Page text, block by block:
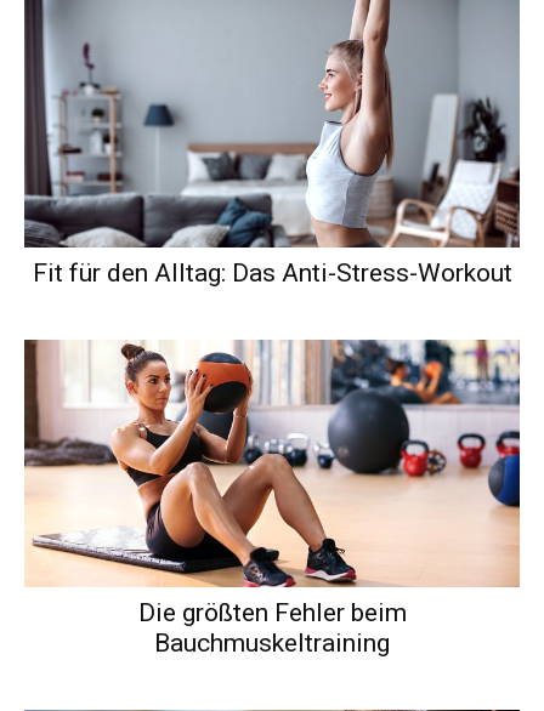
Fit für den Alltag: Das Anti-Stress-Workout
Die größten Fehler beim
Bauchmuskeltraining